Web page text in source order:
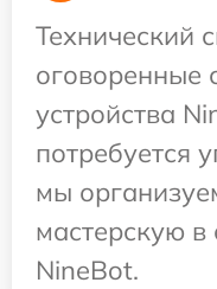
Технический
оговоренные
устройства
потребуется
мы
мастерскую в
NineBot.